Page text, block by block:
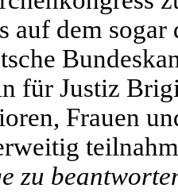
auf dem sogar
für Justiz
Frauen
zu